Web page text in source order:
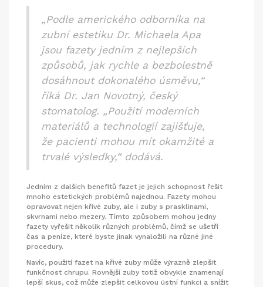
„Podle amerického odborníka na
zubní estetiku Dr. Michaela Apa
jsou fazety jedním z nejlepších
způsobů, jak rychle a bezbolestně
dosáhnout dokonalého úsměvu,“
říká Dr. Jan Novotný, český
stomatolog. „Použití moderních
materiálů a technologií zajišťuje,
že pacienti mohou mít okamžité a
trvalé výsledky,“ dodává.
Jedním z dalších benefitů fazet je jejich schopnost řešit
mnoho estetických problémů najednou. Fazety mohou
opravovat nejen křivé zuby, ale i zuby s prasklinami,
skvrnami nebo mezery. Tímto způsobem mohou jedny
fazety vyřešit několik různých problémů, čímž se ušetří
čas a peníze, které byste jinak vynaložili na různé jiné
procedury.
Navíc, použití fazet na křivé zuby může výrazně zlepšit
funkčnost chrupu. Rovnější zuby totiž obvykle znamenají
lepší skus, což může zlepšit celkovou ústní funkci a snížit